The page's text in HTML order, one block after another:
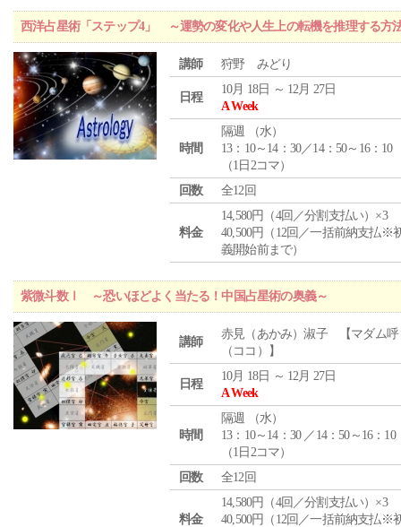
西洋占星術「ステップ4」 ～運勢の変化や人生上の転機を推理する方
講師 狩野 みどり
日程
10月 18日 ～ 12月 27日
A Week
時間
隔週 （水）
13：10～14：30／14：50～16：10
（1日2コマ）
回数
全12回
料金
14,580円（4回／分割支払い）×3
40,500円（12回／一括前納支払※
義開始前まで）
紫微斗数Ⅰ ～恐いほどよく当たる！中国占星術の奥義～
講師
赤見（あかみ）淑子 【マダム呼
（ココ）】
日程
10月 18日 ～ 12月 27日
A Week
時間
隔週 （水）
13：10～14：30 ／14：50～16：10
（1日2コマ）
回数
全12回
料金
14,580円（4回／分割支払い）×3
40,500円（12回／一括前納支払※